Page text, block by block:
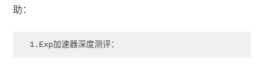
助：
1.Exp加速器深度测评：